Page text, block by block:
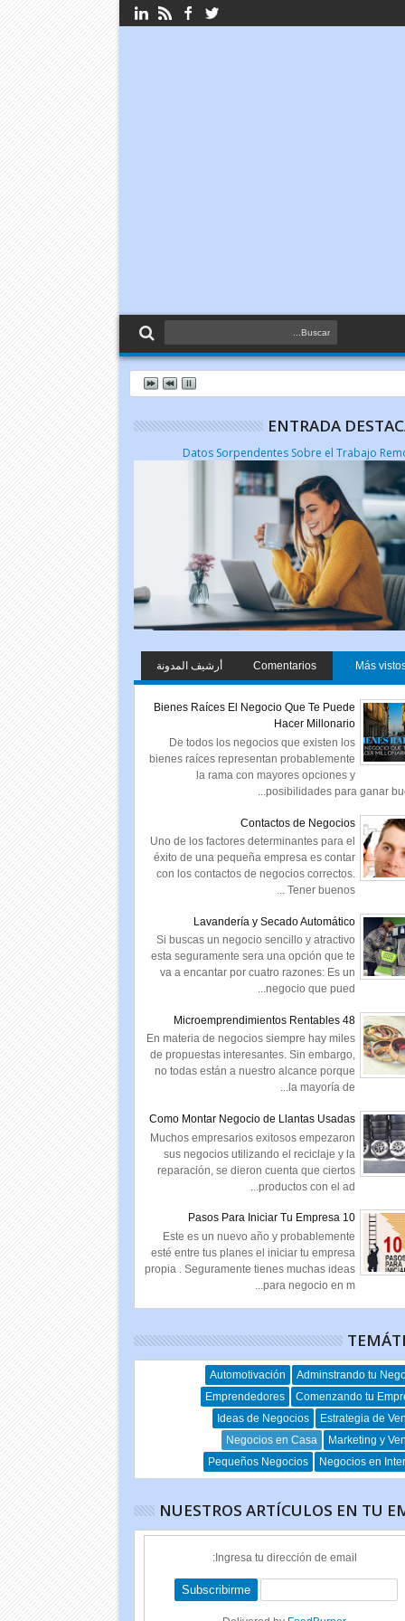
ENTRADA
Más
Comentarios أرشيف المدونة
Bienes Raíces El Negocio Que Te Puede
Hacer Millonario
De todos los negocios que existen los
bienes raíces representan probablemente
la rama con mayores opciones y
posibilidades para ganar
Contactos de Negocios
Uno de los factores determinantes para el
éxito de una pequeña empresa es contar
con los contactos de negocios correctos.
Tener buenos ...
Lavandería y Secado Automático
Si buscas un negocio sencillo y atractivo
esta seguramente sera una opción que te
va a encantar por cuatro razones: Es un
negocio que pued...
48 Microemprendimientos Rentables
En materia de negocios siempre hay miles
de propuestas interesantes. Sin embargo,
no todas están a nuestro alcance porque
la mayoría de...
Como Montar Negocio de Llantas Usadas
Muchos empresarios exitosos empezaron
sus negocios utilizando el reciclaje y la
reparación, se dieron cuenta que ciertos
productos con el ad...
10 Pasos Para Iniciar Tu Empresa
Este es un nuevo año y probablemente
esté entre tus planes el iniciar tu empresa
propia . Seguramente tienes muchas ideas
para negocio en m...
Adminstrando tu
Automotivación
Comenzando tu
Emprendedores
Estrategia de
Ideas de Negocios
Marketing y
Negocios en Casa
Negocios en
Pequeños Negocios
NUESTROS ARTÍCULOS EN TU
Ingresa tu dirección de email: